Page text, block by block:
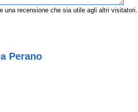
una recensione che sia utile agli altri visitatori.
Perano